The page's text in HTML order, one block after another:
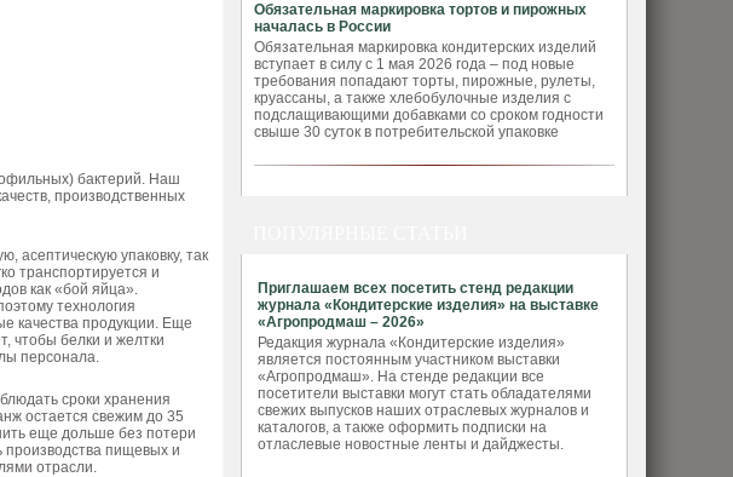
Обязательная маркировка тортов и пирожных
началась в России
Обязательная маркировка кондитерских изделий
вступает в силу с 1 мая 2026 года – под новые
требования попадают торты, пирожные, рулеты,
круассаны, а также хлебобулочные изделия с
подслащивающими добавками со сроком годности
свыше 30 суток в потребительской упаковке
Приглашаем всех посетить стенд редакции
журнала «Кондитерские изделия» на выставке
«Агропродмаш – 2026»
Редакция журнала «Кондитерские изделия»
является постоянным участником выставки
«Агропродмаш». На стенде редакции все
посетители выставки могут стать обладателями
свежих выпусков наших отраслевых журналов и
каталогов, а также оформить подписки на
отласлевые новостные ленты и дайджесты.
бактерий. Наш
производственных
асептическую упаковку, так
транспортируется и
как «бой яйца».
технология
качества продукции. Еще
чтобы белки и желтки
персонала.
сроки хранения
остается свежим до 35
еще дольше без потери
производства пищевых и
отрасли.